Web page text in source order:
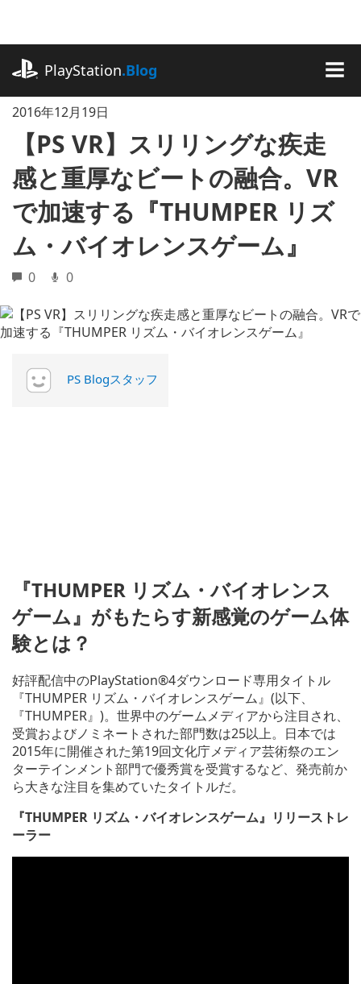
に
キ
ッ
プ
PlayStation.Blog
2016年12月19日
【PS VR】スリリングな疾走
感と重厚なビートの融合。VR
で加速する『THUMPER リズ
ム・バイオレンスゲーム』
0 0
PS Blogスタッフ
『THUMPER リズム・バイオレンス
ゲーム』がもたらす新感覚のゲーム体
験とは？
好評配信中のPlayStation®4ダウンロード専用タイトル
『THUMPER リズム・バイオレンスゲーム』(以下、
『THUMPER』)。世界中のゲームメディアから注目され、
受賞およびノミネートされた部門数は25以上。日本では
2015年に開催された第19回文化庁メディア芸術祭のエン
ターテインメント部門で優秀賞を受賞するなど、発売前か
ら大きな注目を集めていたタイトルだ。
『THUMPER リズム・バイオレンスゲーム』リリーストレ
ーラー